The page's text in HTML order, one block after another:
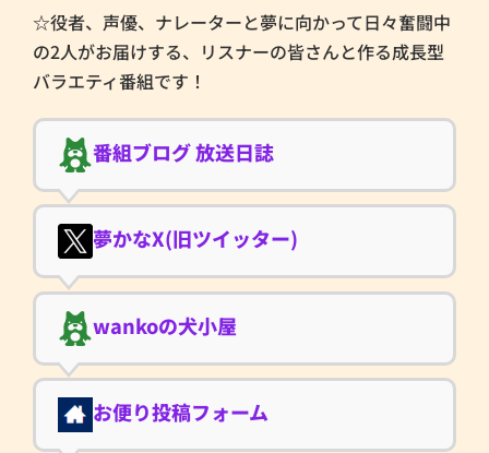
☆役者、声優、ナレーターと夢に向かって日々奮闘中
の2人がお届けする、リスナーの皆さんと作る成長型
バラエティ番組です！
番組ブログ 放送日誌
夢かなX(旧ツイッター)
wankoの犬小屋
お便り投稿フォーム